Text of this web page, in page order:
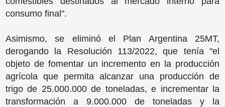
consumo final".
Asimismo, se eliminó el Plan Argentina 25MT,
derogando la Resolución 113/2022, que tenía "el
objeto de fomentar un incremento en la producción
agrícola que permita alcanzar una producción de
trigo de 25.000.000 de toneladas, e incrementar la
transformación a 9.000.000 de toneladas y la